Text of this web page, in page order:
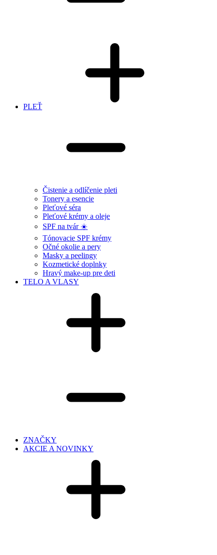
PLEŤ
Čistenie a odlíčenie pleti
Tonery a esencie
Pleťové séra
Pleťové krémy a oleje
SPF na tvár ☀️
Tónovacie SPF krémy
Očné okolie a pery
Masky a peelingy
Kozmetické doplnky
Hravý make-up pre deti
TELO A VLASY
ZNAČKY
AKCIE A NOVINKY